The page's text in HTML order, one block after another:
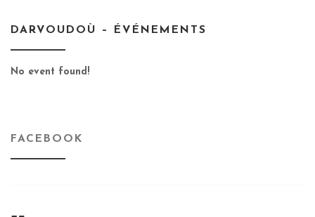
DARVOUDOÙ – ÉVÉNEMENTS
No event found!
FACEBOOK